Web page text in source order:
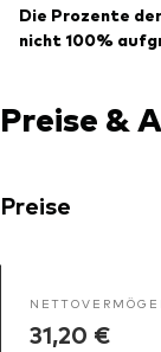
Die Prozente
nicht 100%
Preise &
Preise
31,20 €